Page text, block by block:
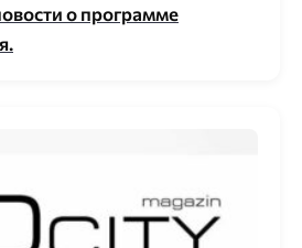
о программе